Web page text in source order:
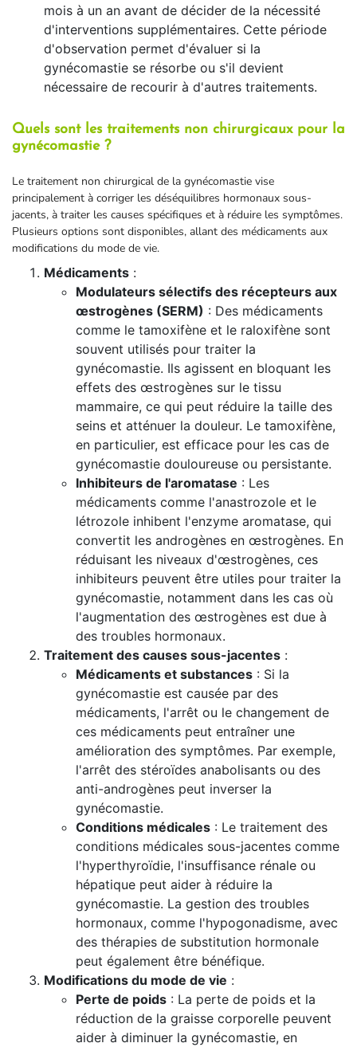
mois à un an avant de décider de la nécessité
d'interventions supplémentaires. Cette période
d'observation permet d'évaluer si la
gynécomastie se résorbe ou s'il devient
nécessaire de recourir à d'autres traitements.
Quels sont les traitements non chirurgicaux pour la
gynécomastie ?
Le traitement non chirurgical de la gynécomastie vise
principalement à corriger les déséquilibres hormonaux sous-
jacents, à traiter les causes spécifiques et à réduire les symptômes.
Plusieurs options sont disponibles, allant des médicaments aux
modifications du mode de vie.
Médicaments :
Modulateurs sélectifs des récepteurs aux
œstrogènes (SERM) : Des médicaments
comme le tamoxifène et le raloxifène sont
souvent utilisés pour traiter la
gynécomastie. Ils agissent en bloquant les
effets des œstrogènes sur le tissu
mammaire, ce qui peut réduire la taille des
seins et atténuer la douleur. Le tamoxifène,
en particulier, est efficace pour les cas de
gynécomastie douloureuse ou persistante.
Inhibiteurs de l'aromatase : Les
médicaments comme l'anastrozole et le
létrozole inhibent l'enzyme aromatase, qui
convertit les androgènes en œstrogènes. En
réduisant les niveaux d'œstrogènes, ces
inhibiteurs peuvent être utiles pour traiter la
gynécomastie, notamment dans les cas où
l'augmentation des œstrogènes est due à
des troubles hormonaux.
Traitement des causes sous-jacentes :
Médicaments et substances : Si la
gynécomastie est causée par des
médicaments, l'arrêt ou le changement de
ces médicaments peut entraîner une
amélioration des symptômes. Par exemple,
l'arrêt des stéroïdes anabolisants ou des
anti-androgènes peut inverser la
gynécomastie.
Conditions médicales : Le traitement des
conditions médicales sous-jacentes comme
l'hyperthyroïdie, l'insuffisance rénale ou
hépatique peut aider à réduire la
gynécomastie. La gestion des troubles
hormonaux, comme l'hypogonadisme, avec
des thérapies de substitution hormonale
peut également être bénéfique.
Modifications du mode de vie :
Perte de poids : La perte de poids et la
réduction de la graisse corporelle peuvent
aider à diminuer la gynécomastie, en